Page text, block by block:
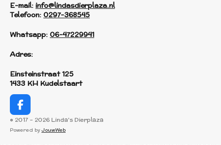
E-mail: info@lindasdierplaza.nl
Telefoon: 0297-368545
Whatsapp: 06-47229941
Adres:
Einsteinstraat 125
1433 KH Kudelstaart
F
a
c
© 2017 - 2026 Linda's Dierplaza
Powered by JouwWeb